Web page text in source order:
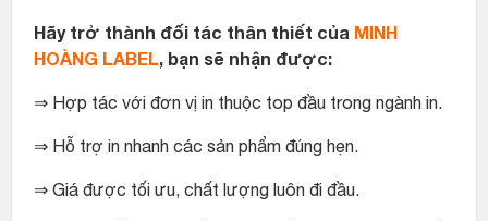
Hãy trở thành đối tác thân thiết của MINH
HOÀNG LABEL, bạn sẽ nhận được:
⇒ Hợp tác với đơn vị in thuộc top đầu trong ngành in.
⇒ Hỗ trợ in nhanh các sản phẩm đúng hẹn.
⇒ Giá được tối ưu, chất lượng luôn đi đầu.